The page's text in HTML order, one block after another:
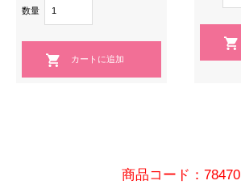
数量
商品コード：78470